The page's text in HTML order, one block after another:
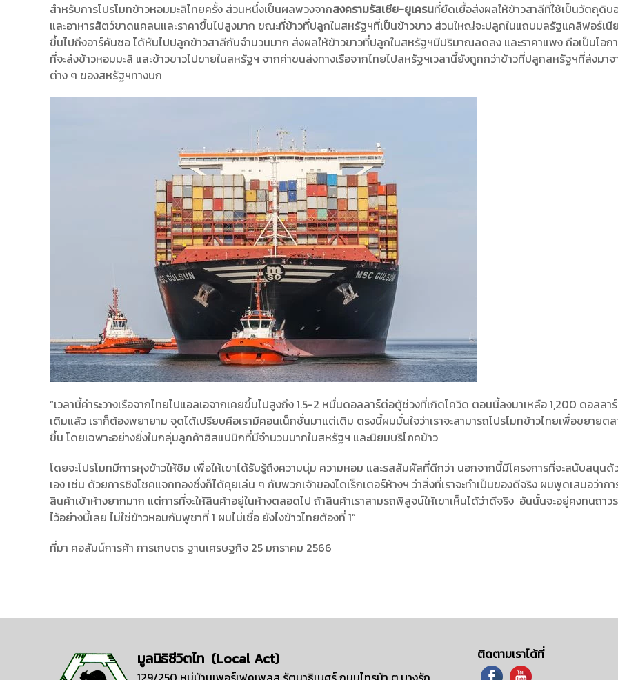
สำหรับการโปรโมทข้าวหอมมะลิไทยครั้ง ส่วนหนึ่งเป็นผลพวงจากสงครามรัสเซีย-ยูเครนที่ยืดเยื้อส่งผลให้ข้าวสาลีที่ใช้เป็นวัตถุดิบ
และอาหารสัตว์ขาดแคลนและราคาขึ้นไปสูงมาก ขณะที่ข้าวที่ปลูกในสหรัฐฯที่เป็นข้าวขาว ส่วนใหญ่จะปลูกในแถบมลรัฐแคลิฟอร์เนี
ขึ้นไปถึงอาร์คันซอ ได้หันไปปลูกข้าวสาลีกันจำนวนมาก ส่งผลให้ข้าวขาวที่ปลูกในสหรัฐฯมีปริมาณลดลง และราคาแพง ถือเป็นโอก
ที่จะส่งข้าวหอมมะลิ และข้าวขาวไปขายในสหรัฐฯ จากค่าขนส่งทางเรือจากไทยไปสหรัฐฯเวลานี้ยังถูกกว่าข้าวที่ปลูกสหรัฐฯที่ส่งมาจ
ต่าง ๆ ของสหรัฐฯทางบก
“เวลานี้ค่าระวางเรือจากไทยไปแอลเอจากเคยขึ้นไปสูงถึง 1.5-2 หมื่นดอลลาร์ต่อตู้ช่วงที่เกิดโควิด ตอนนี้ลงมาเหลือ 1,200 ดอลลา
เดิมแล้ว เราก็ต้องพยายาม จุดได้เปรียบคือเรามีคอนเน็กชั่นมาแต่เดิม ตรงนี้ผมมั่นใจว่าเราจะสามารถโปรโมทข้าวไทยเพื่อขยายต
ขึ้น โดยเฉพาะอย่างยิ่งในกลุ่มลูกค้าฮิสแปนิกที่มีจำนวนมากในสหรัฐฯ และนิยมบริโภคข้าว
โดยจะโปรโมทมีการหุงข้าวให้ชิม เพื่อให้เขาได้รับรู้ถึงความนุ่ม ความหอม และรสสัมผัสที่ดีกว่า นอกจากนี้มีโครงการที่จะสนับสนุน
เอง เช่น ด้วยการชิงโชคแจกทองซึ่งก็ได้คุยเล่น ๆ กับพวกเจ้าของไดเร็กเตอร์ห้างฯ ว่าสิ่งที่เราจะทำเป็นของดีจริง ผมพูดเสมอว่าก
สินค้าเข้าห้างยากมาก แต่การที่จะให้สินค้าอยู่ในห้างตลอดไป ถ้าสินค้าเราสามรถพิสูจน์ให้เขาเห็นได้ว่าดีจริง อันนั้นจะอยู่คงทนถาว
ไว้อย่างนี้เลย ไม่ใช่ข้าวหอมกัมพูชาที่ 1 ผมไม่เชื่อ ยังไงข้าวไทยต้องที่ 1”
ที่มา คอลัมน์การค้า การเกษตร ฐานเศรษฐกิจ 25 มกราคม 2566
มูลนิธิชีวิตไท (Local Act) ติดตามเราได้ที่